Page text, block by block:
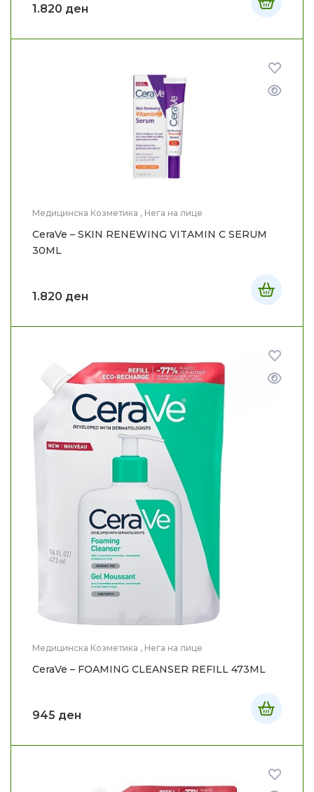
1.820 ден
Медицинска Козметика , Нега на лице
CeraVe – SKIN RENEWING VITAMIN C SERUM
30ML
1.820 ден
Медицинска Козметика , Нега на лице
CeraVe – FOAMING CLEANSER REFILL 473ML
945 ден